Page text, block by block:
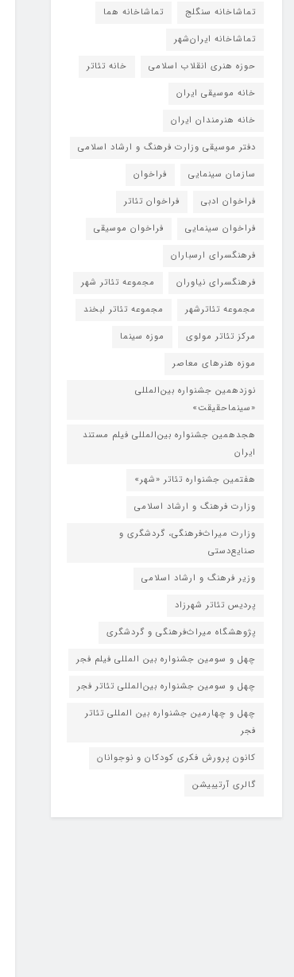
تماشاخانه سنگلج
تماشاخانه هما
تماشاخانه‌ ایران‌شهر
حوزه هنری انقلاب اسلامی
خانه تئاتر
خانه موسیقی ایران
خانه هنرمندان ایران
دفتر موسیقی وزارت فرهنگ و ارشاد اسلامی
سازمان سینمایی
فراخوان
فراخوان ادبی
فراخوان تئاتر
فراخوان سینمایی
فراخوان موسیقی
فرهنگسرای ارسباران
فرهنگسرای نیاوران
مجموعه تئاتر شهر
مجموعه تئاترشهر
مجموعه تئاتر لبخند
مرکز تئاتر مولوی
موزه سینما
موزه هنرهای معاصر
نوزدهمین جشنواره بین‌المللی
«سینماحقیقت»
هجدهمین جشنواره بین‌المللی فیلم مستند
ایران
هفتمین جشنواره تئاتر «شهر»
وزارت فرهنگ و ارشاد اسلامی
وزارت میراث‌فرهنگی، گردشگری و
صنایع‌دستی
وزیر فرهنگ و ارشاد اسلامی
پردیس تئاتر شهرزاد
پژوهشگاه میراث‌فرهنگی و گردشگری
چهل و سومین جشنواره بین المللی فیلم فجر
چهل و سومین جشنواره بین‌المللی تئاتر فجر
چهل و چهارمین جشنواره بین المللی تئاتر
فجر
کانون پرورش فکری کودکان و نوجوانان
گالری آرتیبیشن